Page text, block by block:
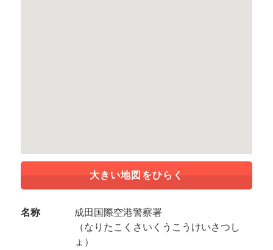
大きい地図をひらく
名称
成田国際空港警察署
（なりたこくさいくうこうけいさつし
ょ）